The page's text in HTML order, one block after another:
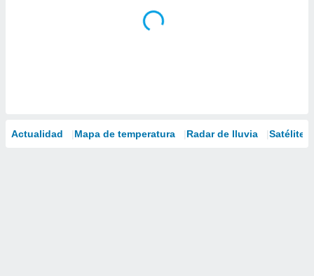
Actualidad Mapa de temperatura Radar de lluvia Satélites